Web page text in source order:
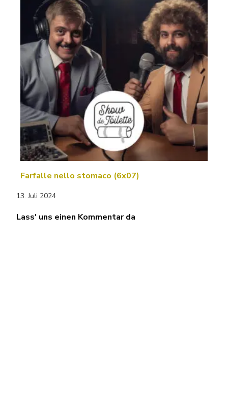
Farfalle nello stomaco (6x07)
13. Juli 2024
Lass' uns einen Kommentar da